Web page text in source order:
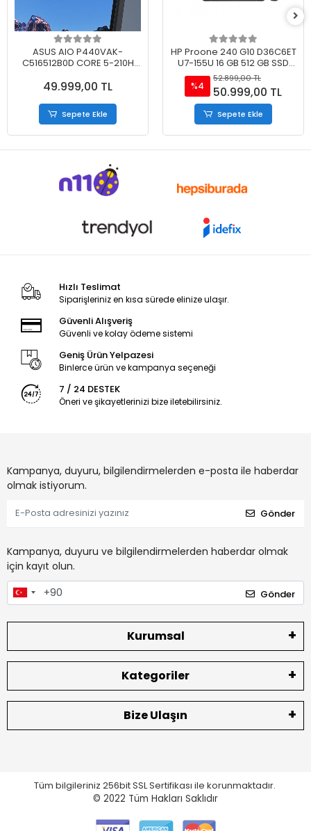
ASUS AIO P440VAK-
C516512B0D CORE 5-210H
SİYAH
49.999,00 TL
Sepete Ekle
HP Proone 240 G10 D36C6ET
U7-155U 16 GB 512 GB SSD
23.8'' FHD Siyah Freedos All
In One Pc
%4
52.899,00 TL
50.999,00 TL
Sepete Ekle
Hızlı Teslimat
Siparişleriniz en kısa sürede elinize ulaşır.
Güvenli Alışveriş
Güvenli ve kolay ödeme sistemi
Geniş Ürün Yelpazesi
Binlerce ürün ve kampanya seçeneği
7 / 24 DESTEK
Öneri ve şikayetlerinizi bize iletebilirsiniz.
Kampanya, duyuru, bilgilendirmelerden e-posta ile haberdar
olmak istiyorum.
Gönder
Kampanya, duyuru ve bilgilendirmelerden haberdar olmak
için kayıt olun.
Gönder
Kurumsal
Kategoriler
Bize Ulaşın
Tüm bilgileriniz 256bit SSL Sertifikası ile korunmaktadır.
© 2022 Tüm Hakları Saklıdır